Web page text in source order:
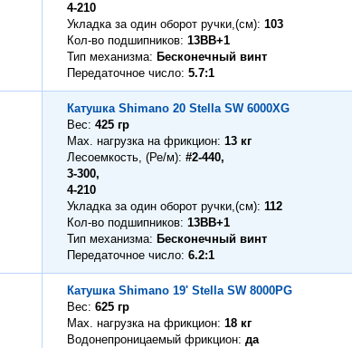
4-210
Укладка за один оборот ручки,(см) 103
Кол-во подшипников 13BB+1
Тип механизма
Бесконечный винт
Передаточное число 5.7:1
Катушка Shimano 20 Stella SW 6000XG
Вес
425 гр
Max. нагрузка на фрикцион 13 кг
Лесоемкость, (Ре/м) #2-440,
3-300,
4-210
Укладка за один оборот ручки,(см) 112
Кол-во подшипников 13BB+1
Тип механизма
Бесконечный винт
Передаточное число 6.2:1
Катушка Shimano 19' Stella SW 8000PG
Вес
625 гр
Max. нагрузка на фрикцион 18 кг
Водонепроницаемый фрикцион да